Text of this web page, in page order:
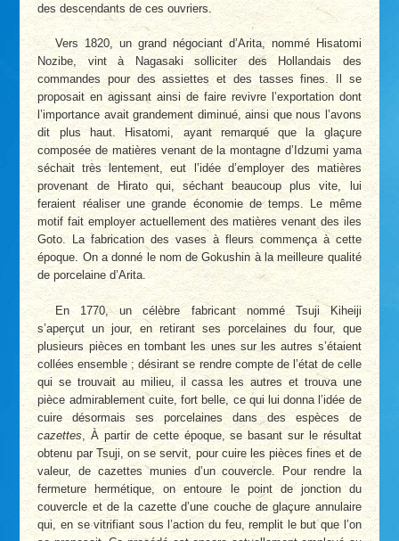
des descendants de ces ouvriers.
Vers 1820, un grand négociant d’Arita, nommé Hisatomi
Nozibe, vint à Nagasaki solliciter des Hollandais des
commandes pour des assiettes et des tasses fines. Il se
proposait en agissant ainsi de faire revivre l’exportation dont
l’importance avait grandement diminué, ainsi que nous l’avons
dit plus haut. Hisatomi, ayant remarqué que la glaçure
composée de matières venant de la montagne d’Idzumi yama
séchait très lentement, eut l’idée d’employer des matières
provenant de Hirato qui, séchant beaucoup plus vite, lui
feraient réaliser une grande économie de temps. Le même
motif fait employer actuellement des matières venant des iles
Goto. La fabrication des vases à fleurs commença à cette
époque. On a donné le nom de Gokushin à la meilleure qualité
de porcelaine d’Arita.
En 1770, un célèbre fabricant nommé Tsuji Kiheiji
s’aperçut un jour, en retirant ses porcelaines du four, que
plusieurs pièces en tombant les unes sur les autres s’étaient
collées ensemble ; désirant se rendre compte de l’état de celle
qui se trouvait au milieu, il cassa les autres et trouva une
pièce admirablement cuite, fort belle, ce qui lui donna l’idée de
cuire désormais ses porcelaines dans des espèces de
cazettes, À partir de cette époque, se basant sur le résultat
obtenu par Tsuji, on se servit, pour cuire les pièces fines et de
valeur, de cazettes munies d’un couvercle. Pour rendre la
fermeture hermétique, on entoure le point de jonction du
couvercle et de la cazette d’une couche de glaçure annulaire
qui, en se vitrifiant sous l’action du feu, remplit le but que l’on